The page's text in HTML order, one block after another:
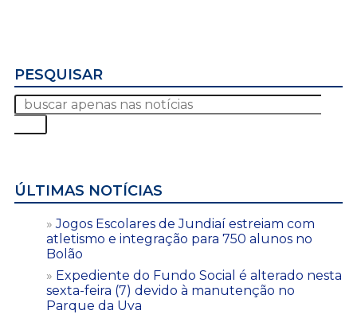
PESQUISAR
ÚLTIMAS NOTÍCIAS
Jogos Escolares de Jundiaí estreiam com
atletismo e integração para 750 alunos no
Bolão
Expediente do Fundo Social é alterado nesta
sexta-feira (7) devido à manutenção no
Parque da Uva